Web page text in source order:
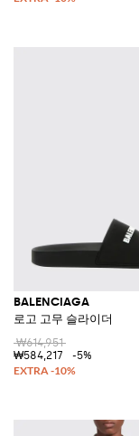
BALENCIAGA
로고 고무 슬라이더
₩614,951
₩584,217
-5%